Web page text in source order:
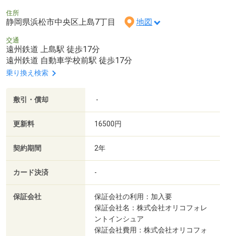
住所
静岡県浜松市中央区上島7丁目 地図
交通
遠州鉄道 上島駅 徒歩17分
遠州鉄道 自動車学校前駅 徒歩17分
乗り換え検索
敷引・償却 -
更新料 16500円
契約期間 2年
カード決済 -
保証会社
保証会社の利用：加入要
保証会社名：株式会社オリコフォレ
ントインシュア
保証会社費用：株式会社オリコフォ